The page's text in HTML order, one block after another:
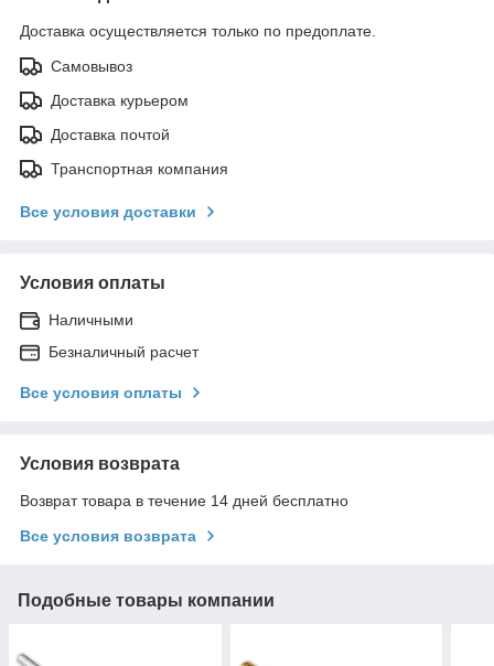
Доставка осуществляется только по предоплате.
Самовывоз
Доставка курьером
Доставка почтой
Транспортная компания
Все условия доставки
Условия оплаты
Наличными
Безналичный расчет
Все условия оплаты
Условия возврата
Возврат товара в течение 14 дней бесплатно
Все условия возврата
Подобные товары компании